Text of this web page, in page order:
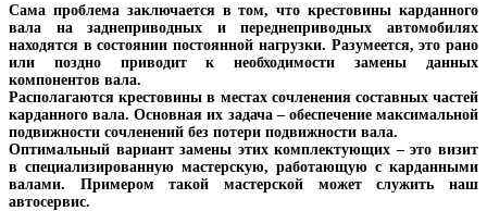
Сама проблема заключается в том, что крестовины карданного
вала на заднеприводных и переднеприводных автомобилях
находятся в состоянии постоянной нагрузки. Разумеется, это рано
или поздно приводит к необходимости замены данных
компонентов вала.
Располагаются крестовины в местах сочленения составных частей
карданного вала. Основная их задача – обеспечение максимальной
подвижности сочленений без потери подвижности вала.
Оптимальный вариант замены этих комплектующих – это визит
в специализированную мастерскую, работающую с карданными
валами. Примером такой мастерской может служить наш
автосервис.